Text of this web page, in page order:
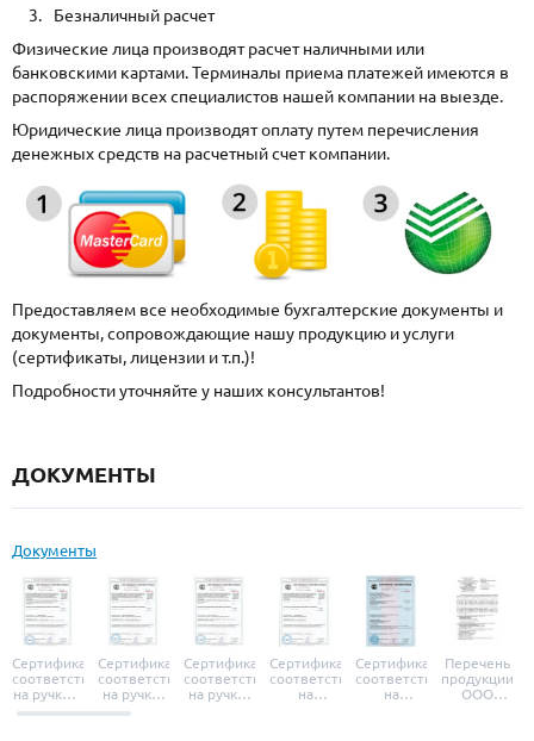
Безналичный расчет
Физические лица производят расчет наличными или
банковскими картами. Терминалы приема платежей имеются в
распоряжении всех специалистов нашей компании на выезде.
Юридические лица производят оплату путем перечисления
денежных средств на расчетный счет компании.
Предоставляем все необходимые бухгалтерские документы и
документы, сопровождающие нашу продукцию и услуги
(сертификаты, лицензии и т.п.)!
Подробности уточняйте у наших консультантов!
ДОКУМЕНТЫ
Документы
Сертификат
соответствия
на ручки и
броненакладки
Сертификат
соответствия
на ручки-
защелки
Сертификат
соответствия
на ручки-
Сертификат
соответствия
на
Сертификат
соответствия
на
Перечень
продукции
ООО